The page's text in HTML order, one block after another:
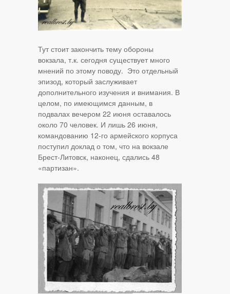
Тут стоит закончить тему обороны
вокзала, т.к. сегодня существует много
мнений по этому поводу. Это отдельный
эпизод, который заслуживает
дополнительного изучения и внимания. В
целом, по имеющимся данным, в
подвалах вечером 22 июня оставалось
около 70 человек. И лишь 26 июня,
командованию 12-го армейского корпуса
поступил доклад о том, что на вокзале
Брест-Литовск, наконец, сдались 48
«партизан».